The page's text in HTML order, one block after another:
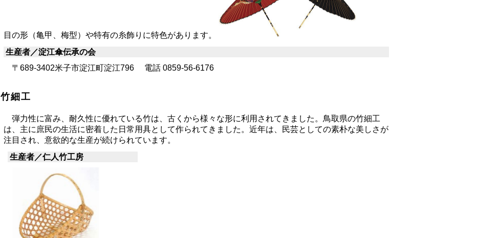
目の形（亀甲、梅型）や特有の糸飾りに特色があります。
生産者／淀江傘伝承の会
〒689-3402米子市淀江町淀江796 電話 0859-56-6176
竹細工
弾力性に富み、耐久性に優れている竹は、古くから様々な形に利用されてきました。鳥取県の竹細工
は、主に庶民の生活に密着した日常用具として作られてきました。近年は、民芸としての素朴な美しさが
注目され、意欲的な生産が続けられています。
生産者／仁人竹工房